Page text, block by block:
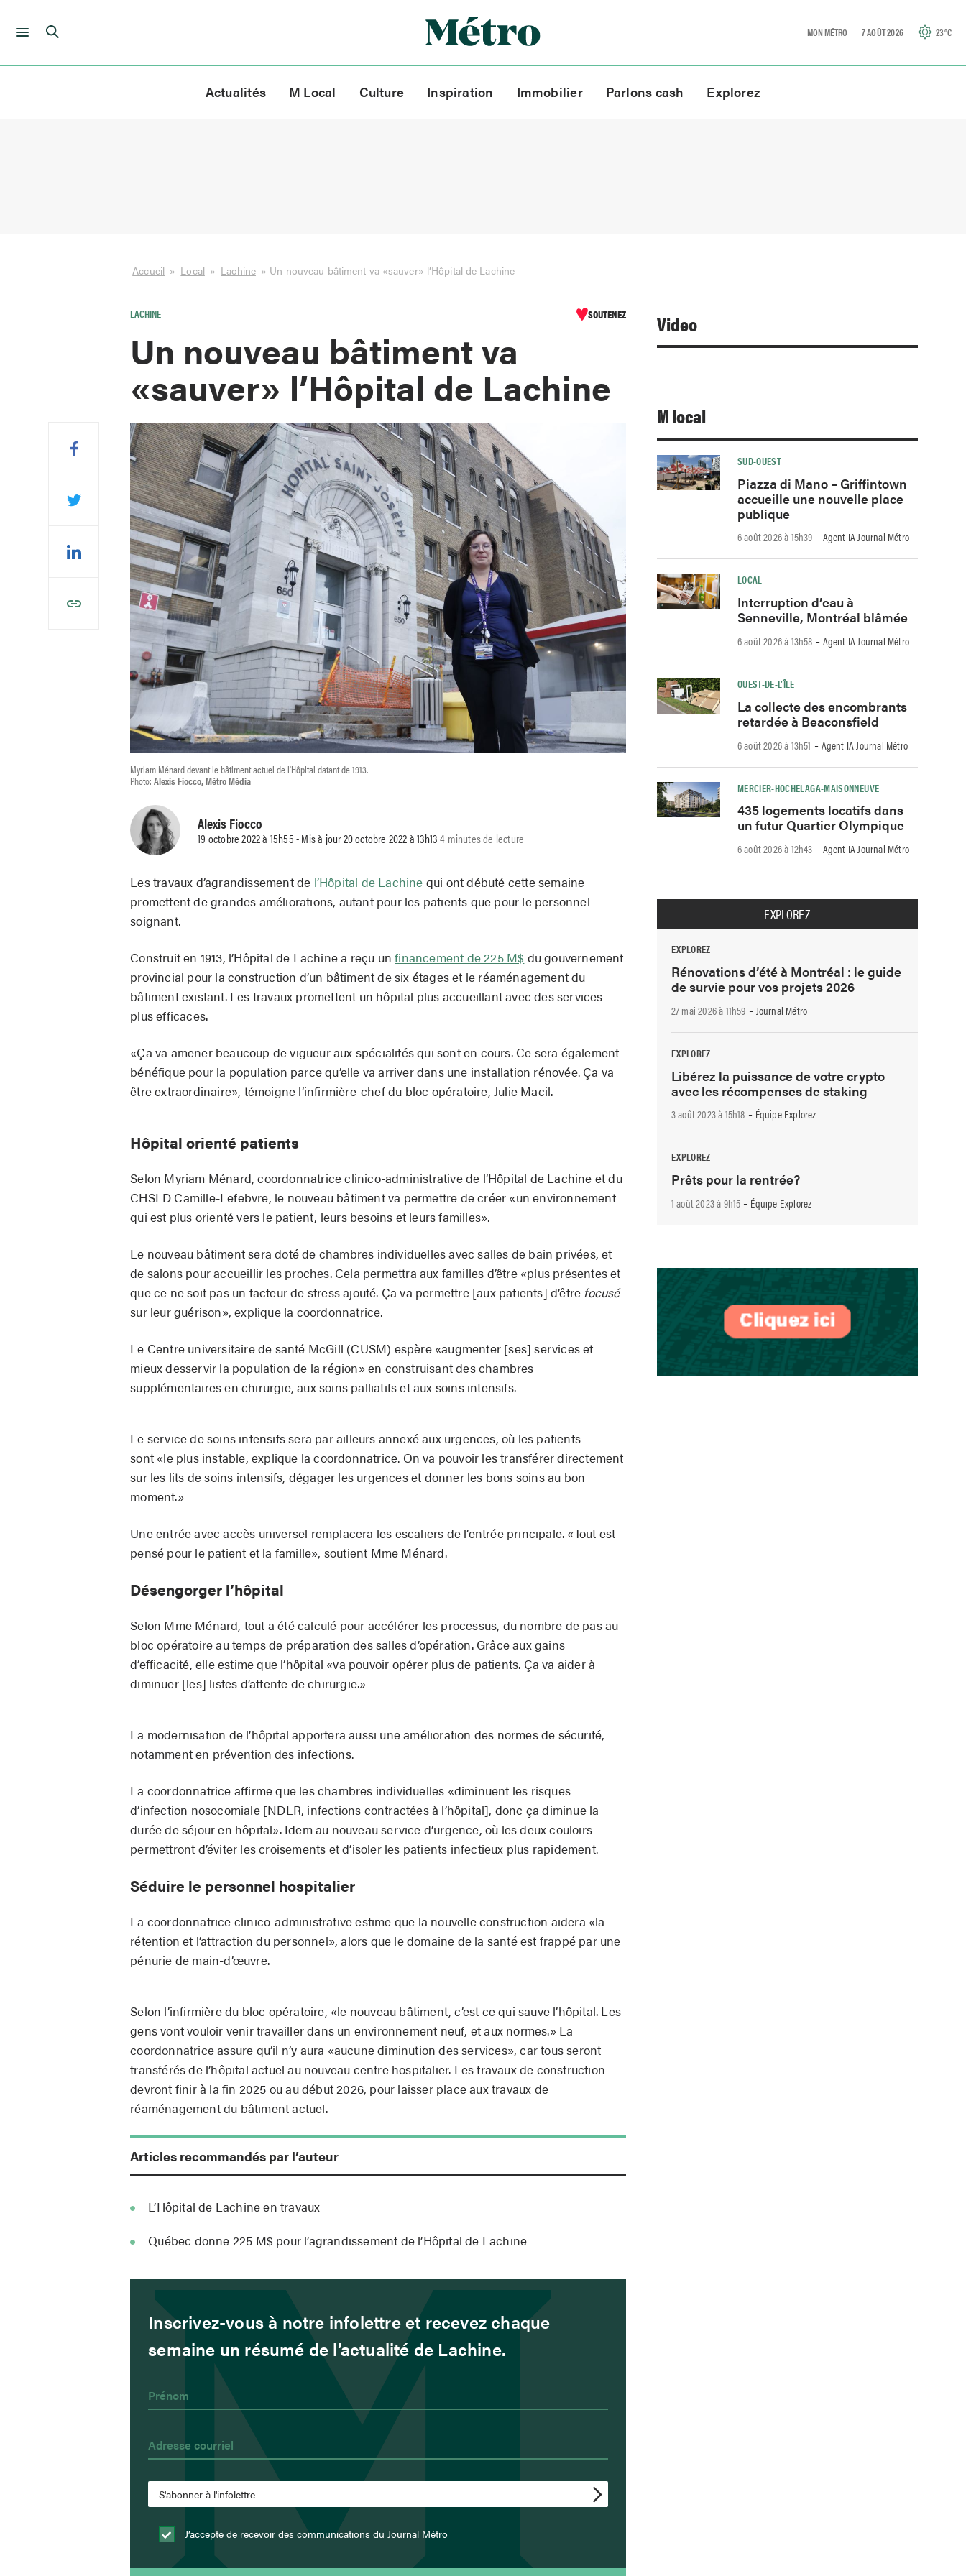
Skip
MON MÉTRO 7 AOÛT 2026 23°C
Actualités M Local Culture Inspiration Immobilier Parlons cash Explorez
Accueil » Local » Lachine » Un nouveau bâtiment va «sauver» l’Hôpital de Lachine
LACHINE SOUTENEZ
Un nouveau bâtiment va
«sauver» l’Hôpital de Lachine
Myriam Ménard devant le bâtiment actuel de l'Hôpital datant de 1913.
Photo:Alexis Fiocco, Métro Média
Alexis Fiocco
19 octobre 2022 à 15h55 - Mis à jour 20 octobre 2022 à 13h134 minutes de lecture
Les travaux d’agrandissement de l’Hôpital de Lachine qui ont débuté cette semaine
promettent de grandes améliorations, autant pour les patients que pour le personnel
soignant.
Construit en 1913, l’Hôpital de Lachine a reçu unfinancement de 225 M$ du gouvernement
provincial pour la construction d’un bâtiment de six étages et le réaménagement du
bâtiment existant. Les travaux promettent un hôpital plus accueillant avec des services
plus efficaces.
«Ça va amener beaucoup de vigueur aux spécialités qui sont en cours. Ce sera également
bénéfique pour la population parce qu’elle va arriver dans une installation rénovée. Ça va
être extraordinaire», témoigne l’infirmière-chef du bloc opératoire, Julie Macil.
Hôpital orienté patients
Selon Myriam Ménard, coordonnatrice clinico-administrative de l’Hôpital de Lachine et du
CHSLD Camille-Lefebvre, le nouveau bâtiment va permettre de créer «un environnement
qui est plus orienté vers le patient, leurs besoins et leurs familles».
Le nouveau bâtiment sera doté de chambres individuelles avec salles de bain privées, et
de salons pour accueillir les proches. Cela permettra aux familles d’être «plus présentes et
que ce ne soit pas un facteur de stress ajouté. Ça va permettre [aux patients] d’être focusé
sur leur guérison», explique la coordonnatrice.
Le Centre universitaire de santé McGill (CUSM) espère «augmenter [ses] services et
mieux desservir la population de la région» en construisant des chambres
supplémentaires en chirurgie, aux soins palliatifs et aux soins intensifs.
Le service de soins intensifs sera par ailleurs annexé aux urgences, où les patients
sont «le plus instable, explique la coordonnatrice. On va pouvoir les transférer directement
sur les lits de soins intensifs, dégager les urgences et donner les bons soins au bon
moment.»
Une entrée avec accès universel remplacera les escaliers de l’entrée principale. «Tout est
pensé pour le patient et la famille», soutient Mme Ménard.
Désengorger l’hôpital
Selon Mme Ménard, tout a été calculé pour accélérer les processus, du nombre de pas au
bloc opératoire au temps de préparation des salles d’opération. Grâce aux gains
d’efficacité, elle estime que l’hôpital «va pouvoir opérer plus de patients. Ça va aider à
diminuer [les] listes d’attente de chirurgie.»
La modernisation de l’hôpital apportera aussi une amélioration des normes de sécurité,
notamment en prévention des infections.
La coordonnatrice affirme que les chambres individuelles «diminuent les risques
d’infection nosocomiale [NDLR, infections contractées à l’hôpital], donc ça diminue la
durée de séjour en hôpital». Idem au nouveau service d’urgence, où les deux couloirs
permettront d’éviter les croisements et d’isoler les patients infectieux plus rapidement.
Séduire le personnel hospitalier
La coordonnatrice clinico-administrative estime que la nouvelle construction aidera «la
rétention et l’attraction du personnel», alors que le domaine de la santé est frappé par une
pénurie de main-d’œuvre.
Selon l’infirmière du bloc opératoire, «le nouveau bâtiment, c’est ce qui sauve l’hôpital. Les
gens vont vouloir venir travailler dans un environnement neuf, et aux normes.» La
coordonnatrice assure qu’il n’y aura «aucune diminution des services», car tous seront
transférés de l’hôpital actuel au nouveau centre hospitalier. Les travaux de construction
devront finir à la fin 2025 ou au début 2026, pour laisser place aux travaux de
réaménagement du bâtiment actuel.
Articles recommandés par l’auteur
L’Hôpital de Lachine en travaux
Québec donne 225 M$ pour l’agrandissement de l’Hôpital de Lachine
Inscrivez-vous à notre infolettre et recevez chaque
semaine un résumé de l’actualité de Lachine.
J’accepte de recevoir des communications du Journal Métro
Video
M local
SUD-OUEST
Piazza di Mano – Griffintown
accueille une nouvelle place
publique
6 août 2026 à 15h39 -Agent IA Journal Métro
LOCAL
Interruption d’eau à
Senneville, Montréal blâmée
6 août 2026 à 13h58 -Agent IA Journal Métro
OUEST-DE-L’ÎLE
La collecte des encombrants
retardée à Beaconsfield
6 août 2026 à 13h51 -Agent IA Journal Métro
MERCIER-HOCHELAGA-MAISONNEUVE
435 logements locatifs dans
un futur Quartier Olympique
6 août 2026 à 12h43 -Agent IA Journal Métro
EXPLOREZ
EXPLOREZ
Rénovations d’été à Montréal : le guide
de survie pour vos projets 2026
27 mai 2026 à 11h59 - Journal Métro
EXPLOREZ
Libérez la puissance de votre crypto
avec les récompenses de staking
3 août 2023 à 15h18 - Équipe Explorez
EXPLOREZ
Prêts pour la rentrée?
1 août 2023 à 9h15 - Équipe Explorez